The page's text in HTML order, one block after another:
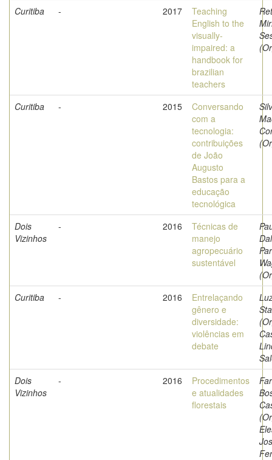
Curitiba
- 2017
Teaching
English to the
visually-
impaired: a
handbook for
brazilian
teachers
Curitiba - 2015
Conversando
com a
tecnologia:
contribuições
de João
Augusto
Bastos para a
educação
tecnológica
Dois
Vizinhos
- 2016
Técnicas de
manejo
agropecuário
sustentável
Curitiba
- 2016
Entrelaçando
gênero e
diversidade:
violências em
debate
Dois
Vizinhos
- 2016
Procedimentos
e atualidades
florestais